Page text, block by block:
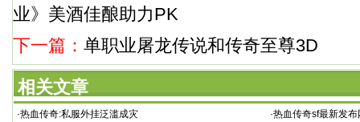
业》美酒佳酿助力PK
下一篇： 单职业屠龙传说和传奇至尊3D
相关文章
·热血传奇:私服外挂泛滥成灾 ·热血传奇sf最新发